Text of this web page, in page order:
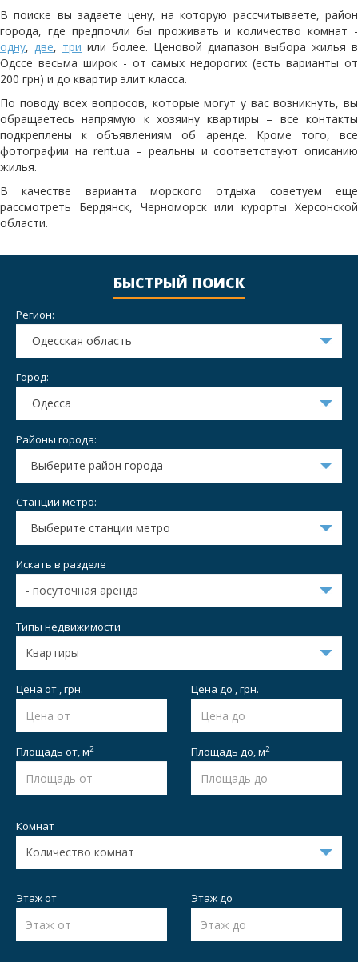
В поиске вы задаете цену, на которую рассчитываете, район
города, где предпочли бы проживать и количество комнат -
одну, две, три или более. Ценовой диапазон выбора жилья в
Одссе весьма широк - от самых недорогих (есть варианты от
200 грн) и до квартир элит класса.
По поводу всех вопросов, которые могут у вас возникнуть, вы
обращаетесь напрямую к хозяину квартиры – все контакты
подкреплены к объявлениям об аренде. Кроме того, все
фотографии на rent.ua – реальны и соответствуют описанию
жилья.
В качестве варианта морского отдыха советуем еще
рассмотреть Бердянск, Черноморск или курорты Херсонской
области.
БЫСТРЫЙ ПОИСК
Регион:
Одесская область
Город:
Одесса
Районы города:
Выберите район города
Станции метро:
Выберите станции метро
Искать в разделе
Типы недвижимости
Цена от , грн. Цена до , грн.
Площадь от,м2 Площадь до,м2
Комнат
Этаж от Этаж до